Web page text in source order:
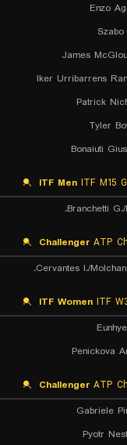
Enzo
James
Iker Urribarrens
Patrick
Tyler
Bonaiuti
ITF Men ITF M15
Branchetti
Challenger ATP
Cervantes I./
ITF Women ITF
Penickova
Challenger ATP
Gabriele
Pyotr